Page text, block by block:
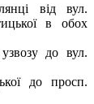
від вул.
в обох
до вул.
до просп.